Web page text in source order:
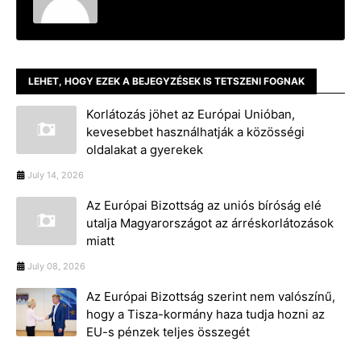
LEHET, HOGY EZEK A BEJEGYZÉSEK IS TETSZENI FOGNAK
Korlátozás jöhet az Európai Unióban,
kevesebbet használhatják a közösségi
oldalakat a gyerekek
July 14, 2026
Az Európai Bizottság az uniós bíróság elé
utalja Magyarországot az árréskorlátozások
miatt
July 08, 2026
Az Európai Bizottság szerint nem valószínű,
hogy a Tisza-kormány haza tudja hozni az
EU-s pénzek teljes összegét